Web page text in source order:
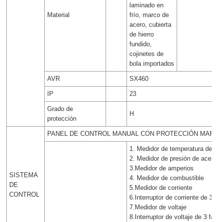
Material
laminado en
frío, marco de
acero, cubierta
de hierro
fundido,
cojinetes de
bola importados
AVR SX460
IP 23
Grado de
protección
H
SISTEMA
DE
CONTROL
PANEL DE CONTROL MANUAL CON PROTECCIÓN
1. Medidor de temperatura de
2. Medidor de presión de aceite
3.Medidor de amperios
4. Medidor de combustible
5.Medidor de corriente
6.Interruptor de corriente de 3
7.Medidor de voltaje
8.Interruptor de voltaje de 3